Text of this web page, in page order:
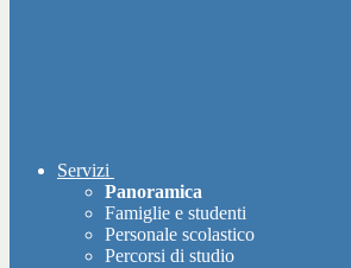
Servizi
Panoramica
Famiglie e studenti
Personale scolastico
Percorsi di studio